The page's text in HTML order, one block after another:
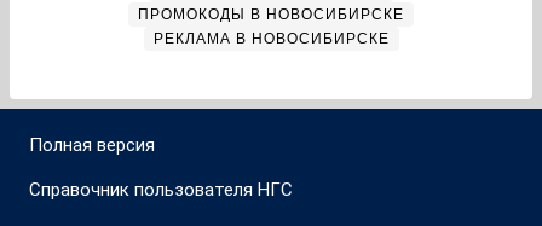
ПРОМОКОДЫ В НОВОСИБИРСКЕ
РЕКЛАМА В НОВОСИБИРСКЕ
Полная версия
Справочник пользователя НГС